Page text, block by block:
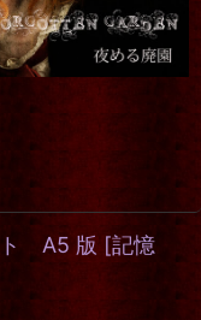
ト A5 版 [記憶